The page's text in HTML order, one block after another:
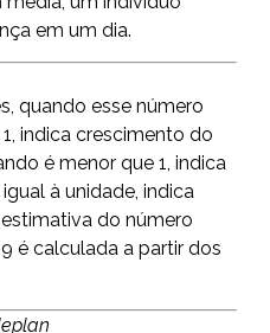
em um dia.
quando esse número
indica crescimento do
é menor que 1, indica
à unidade, indica
do número
é calculada a partir dos